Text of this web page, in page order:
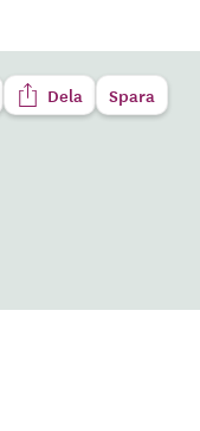
Dela Spara